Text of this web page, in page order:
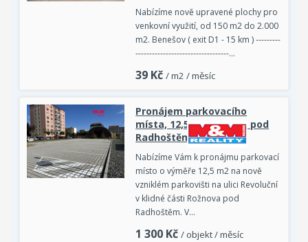
Nabízíme nově upravené plochy pro
venkovní využití, od 150 m2 do 2.000
m2. Benešov ( exit D1 - 15 km ) ---------
----------------------------------…
39 Kč / m2 / měsíc
Pronájem parkovacího
místa, 12,5 m2, Rožnov pod
Radhoštěm
Nabízíme Vám k pronájmu parkovací
místo o výměře 12,5 m2 na nově
vzniklém parkovišti na ulici Revoluční
v klidné části Rožnova pod
Radhoštěm. V…
1 300 Kč / objekt / měsíc